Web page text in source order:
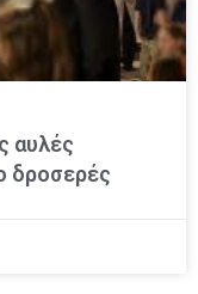
αυλές
δροσερές